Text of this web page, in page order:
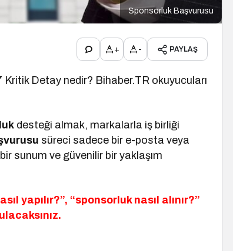
Sponsorluk Başvurusu
+ - PAYLAŞ
Detay nedir? Bihaber.TR okuyucuları
desteği almak, markalarla iş birliği
süreci sadece bir e-posta veya
sunum ve güvenilir bir yaklaşım
yapılır?”, “sponsorluk nasıl alınır?”